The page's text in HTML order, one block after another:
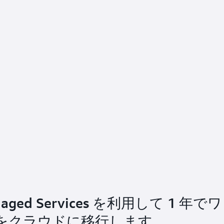
Services を利用して 1 年でワ
Services を利用して、FIFA
スのストリーミングエクスペリ
Services を利用して、コ